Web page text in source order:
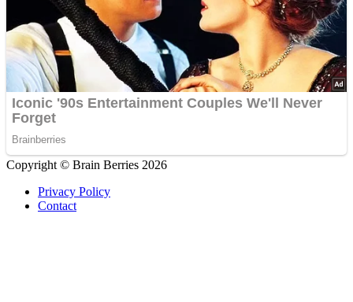
Copyright © Brain Berries 2026
Privacy Policy
Contact